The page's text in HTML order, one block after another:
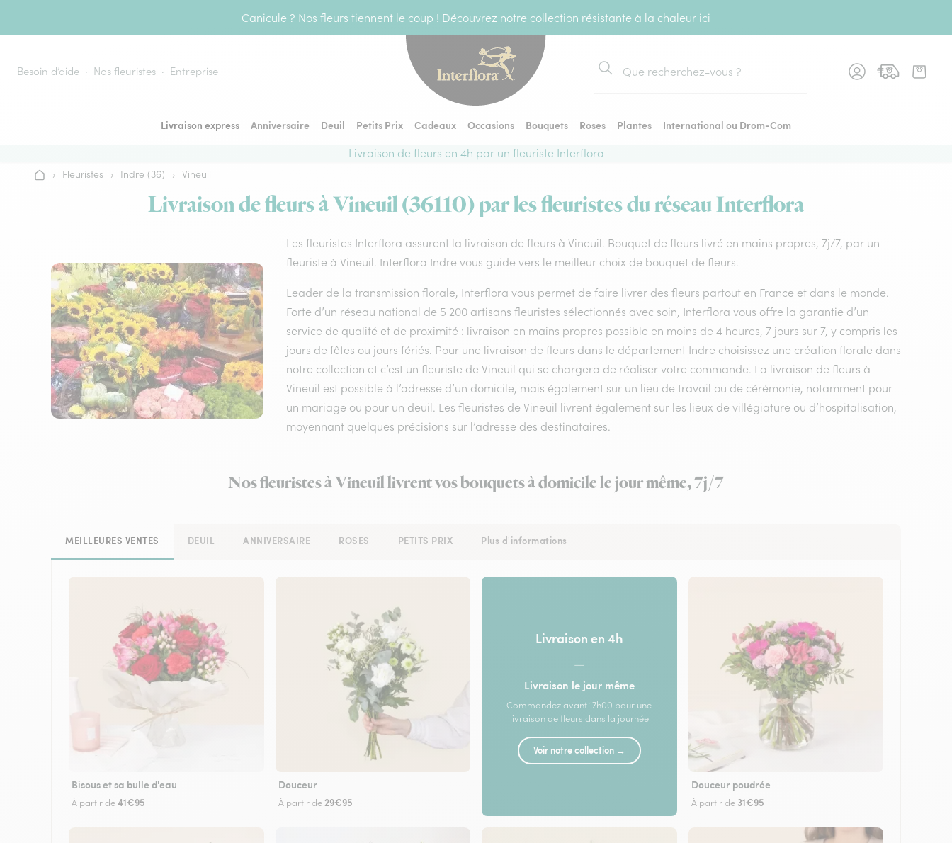
Canicule ? Nos fleurs tiennent le coup ! Découvrez notre collection résistante à la chaleur ici
Besoin d’aide Nos fleuristes Entreprise
Rechercher
Livraison express Anniversaire Deuil Petits Prix Cadeaux Occasions Bouquets Roses Plantes
International ou Drom-Com
Livraison de fleurs en 4h par un fleuriste Interflora
Accueil
› Fleuristes › Indre (36) › Vineuil
Livraison de fleurs à Vineuil (36110) par les fleuristes du réseau Interflora
Les fleuristes Interflora assurent la livraison de fleurs à Vineuil. Bouquet de fleurs livré en mains propres, 7j/7, par un
fleuriste à Vineuil. Interflora Indre vous guide vers le meilleur choix de bouquet de fleurs.
Leader de la transmission florale, Interflora vous permet de faire livrer des fleurs partout en France et dans le monde.
Forte d’un réseau national de 5 200 artisans fleuristes sélectionnés avec soin, Interflora vous offre la garantie d’un
service de qualité et de proximité : livraison en mains propres possible en moins de 4 heures, 7 jours sur 7, y compris les
jours de fêtes ou jours fériés. Pour une livraison de fleurs dans le département Indre choisissez une création florale dans
notre collection et c’est un fleuriste de Vineuil qui se chargera de réaliser votre commande. La livraison de fleurs à
Vineuil est possible à l’adresse d’un domicile, mais également sur un lieu de travail ou de cérémonie, notamment pour
un mariage ou pour un deuil. Les fleuristes de Vineuil livrent également sur les lieux de villégiature ou d’hospitalisation,
moyennant quelques précisions sur l’adresse des destinataires.
Nos fleuristes à Vineuil livrent vos bouquets à domicile le jour même, 7j/7
MEILLEURES VENTES DEUIL ANNIVERSAIRE ROSES PETITS PRIX Plus d'informations
Bisous et sa bulle d'eau
À partir de41€95
Douceur
À partir de 29€95
Livraison en 4h
—
Livraison le jour même
Commandez avant 17h00 pour une
livraison de fleurs dans la journée
Voir notre collection →
Douceur poudrée
À partir de 31€95